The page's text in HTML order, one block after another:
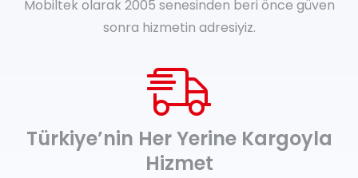
Mobiltek olarak 2005 senesinden beri önce güven
sonra hizmetin adresiyiz.
Türkiye’nin Her Yerine Kargoyla
Hizmet